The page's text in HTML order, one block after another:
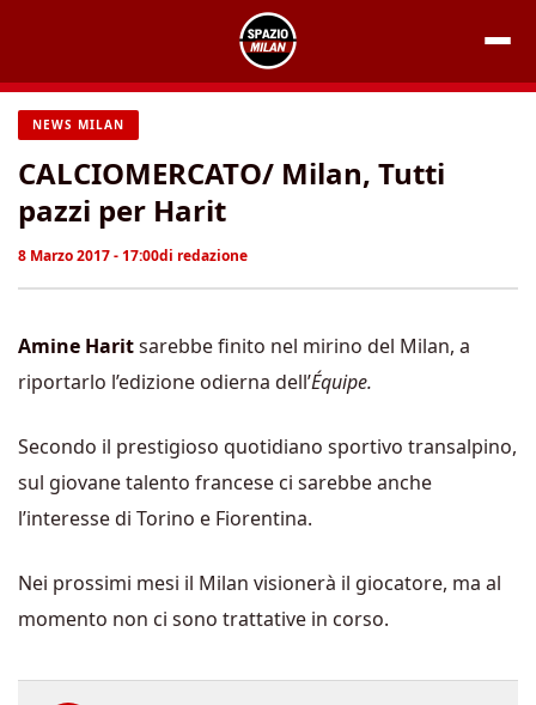
contenuto
NEWS MILAN
CALCIOMERCATO/ Milan, Tutti
pazzi per Harit
8 Marzo 2017 - 17:00di redazione
Amine Haritsarebbe finito nel mirino del Milan, a
riportarlo l’edizione odierna dell’Équipe.
Secondo il prestigioso quotidiano sportivo transalpino,
sul giovane talento francese ci sarebbe anche
l’interesse di Torino e Fiorentina.
Nei prossimi mesi il Milan visionerà il giocatore, ma al
momento non ci sono trattative in corso.